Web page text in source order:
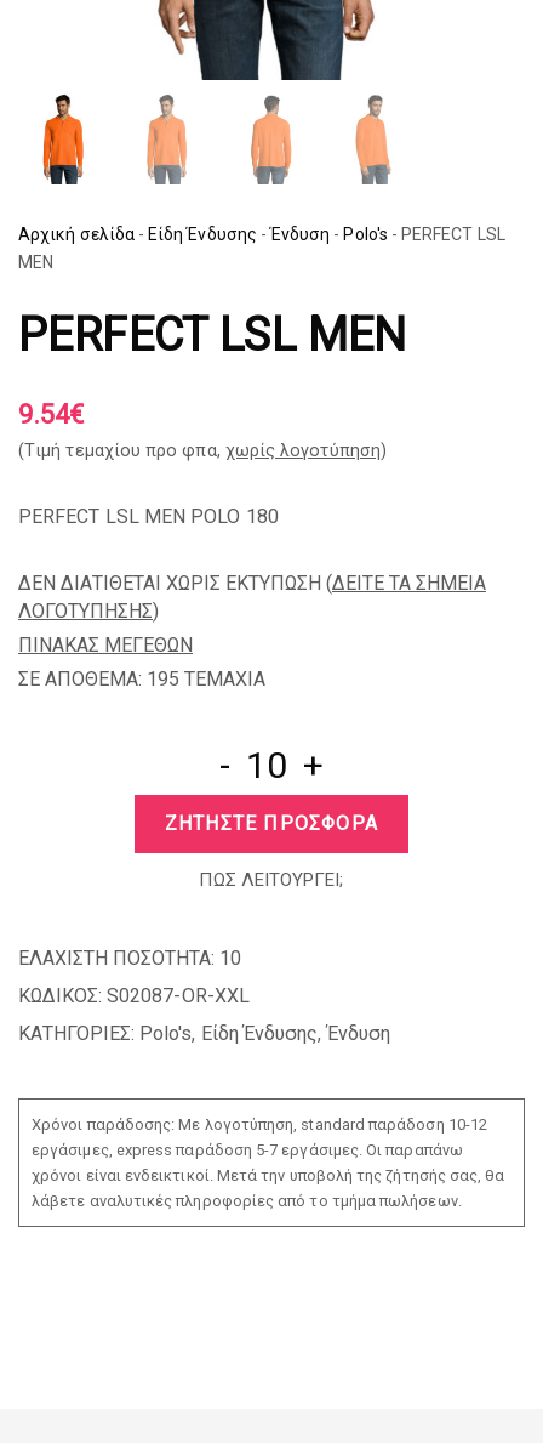
Αρχική σελίδα - Είδη Ένδυσης - Ένδυση - Polo's - PERFECT LSL
MEN
PERFECT LSL MEN
9.54€
(Tιμή τεμαχίου προ φπα, χωρίς λογοτύπηση)
PERFECT LSL MEN POLO 180
ΔΕΝ ΔΙΑΤΙΘΕΤΑΙ ΧΩΡΙΣ ΕΚΤΥΠΩΣΗ (ΔΕΙΤΕ ΤΑ ΣΗΜΕΙΑ
ΛΟΓΟΤΥΠΗΣΗΣ)
ΠΙΝΑΚΑΣ ΜΕΓΕΘΩΝ
ΣΕ ΑΠΟΘΕΜΑ: 195 TEMAXIA
- +
ΖΗΤΗΣΤΕ ΠΡΟΣΦΟΡΑ
ΠΩΣ ΛΕΙΤΟΥΡΓΕΙ;
ΕΛΑΧΙΣΤΗ ΠΟΣΟΤΗΤΑ: 10
ΚΩΔΙΚΟΣ: S02087-OR-XXL
ΚΑΤΗΓΟΡΙΕΣ: Polo's, Είδη Ένδυσης,Ένδυση
Χρόνοι παράδοσης: Με λογοτύπηση, standard παράδοση 10-12
εργάσιμες, express παράδοση 5-7 εργάσιμες. Οι παραπάνω
χρόνοι είναι ενδεικτικοί. Μετά την υποβολή της ζήτησής σας, θα
λάβετε αναλυτικές πληροφορίες από το τμήμα πωλήσεων.